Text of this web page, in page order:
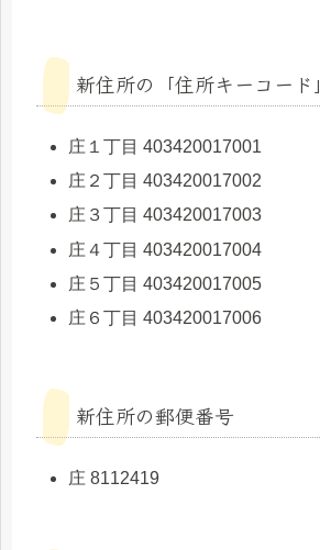
新住所の「住所キーコード」
庄１丁目 403420017001
庄２丁目 403420017002
庄３丁目 403420017003
庄４丁目 403420017004
庄５丁目 403420017005
庄６丁目 403420017006
新住所の郵便番号
庄 8112419